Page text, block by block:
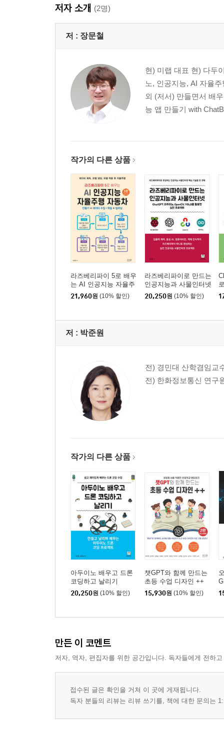
07_ 5 파이썬으로 아두이노 온습도센서, 비접촉 온
시리얼통신으로 아두이노에게 온도센서, 습도센
08_ 1 파이썬으로 실시간 환율 정보 읽어와 아두
지원되는 통화목록을 출력하기
1달러당 원화 출력하기
실시간 환율정보 크롤링하는 코드 만들기
08_ 2 파이썬으로 기상청 날씨 받아와 아두이노
파이썬에서 기상청 주소 접속하여 데이터 출력하기
정규식으로 사용하여 온도와 습도 데이터를 가져
온도 데이터를 아두이노의 FND에 표시하기
08_ 3 아두이노에서 버튼을 누르면 파이썬으로 이
네이버 이메일 설정하기
파이썬으로 네이버 이메일을 통해 이메일 보내기
아두이노에서 버튼을 누르면 파이썬으로 네이버
08_ 4 파이썬으로 미세먼지 농도 가져와 아두이노
강남구의 미세먼지 데이터 출력하기
08_ 5 파이썬으로 코로나 19 현황 가져와 아두이
공공데이터 포탈 가입 및 API 신청하기
파이썬 프로그램을 이용하여 웹페이지에 접속 후
전국의 코로나 확진자수 출력하기
OpenCV를 이용하여 색상 추출하기
OpenCV를 이용하여 색상 값 수치화하기
색상별 임계점 정하고 색상 판별하기
08_ 7 파이썬으로 가변 저항 값을 요청하여 실시간
matplotlib를 활용하여 그래프 그려보기
실시간 그래프 그리기
시리얼통신으로 가변 저항 값 요청받아 실시간 그
08_ 8 파이썬으로 밝기값을 요청하여 어두워지면
봇이 메시지를 잘 보냈는지 확인하기
아두이노의 밝기값이 어두워지면 slack으로 메시
08_ 9 파이썬으로 온도습도센서 값을 요청하여 엑
아두이노의 온도 습도 데이터 요청하여 받기
저자 소개 (2명)
저 : 장문철
현) 미랩 대표 현) 다두
노, 인공지능, AI 자율
외 (저서) 만들면서 배
능 앱 만들기 with
작가의 다른 상품
라즈베리파이 5로 배우
는 AI 인공지능 자율주
행 자동차 만들기 + 데
이터 수집 · 학습 + 딥
21,960원 (10% 할인)
라즈베리파이로 만드는
인공지능과 사물인터넷
20,250원 (10% 할인)
저 : 박준원
전) 경민대 산학겸임교
전) 한화정보통신 연구
작가의 다른 상품
아두이노 배우고 드론
코딩하고 날리기
20,250원 (10% 할인)
챗GPT와 함께 만드는
초등 수업 디자인 ++
15,930원 (10% 할인)
만든 이 코멘트
저자, 역자, 편집자를 위한 공간입니다. 독자들에게 전하
접수된 글은 확인을 거쳐 이 곳에 게재됩니다.
독자 분들의 리뷰는 리뷰 쓰기를, 책에 대한 문의는